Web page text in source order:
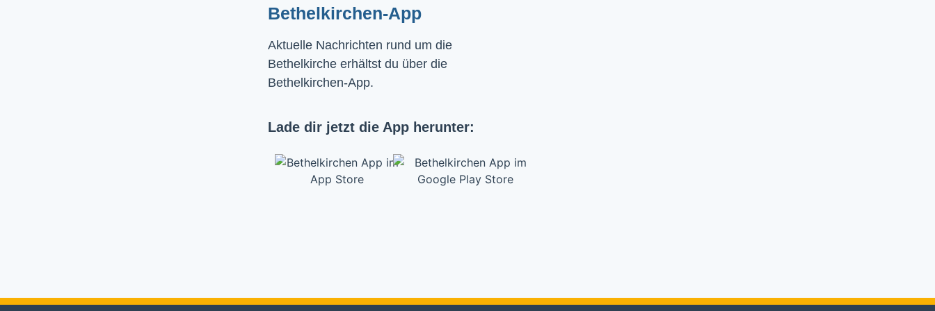
Bethelkirchen-App
Aktuelle Nachrichten rund um die
Bethelkirche erhältst du über die
Bethelkirchen-App.
Lade dir jetzt die App herunter: